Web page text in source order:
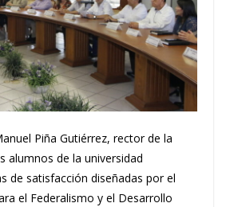
Piña Gutiérrez, rector de la
alumnos de la universidad
de satisfacción diseñadas por el
el Federalismo y el Desarrollo